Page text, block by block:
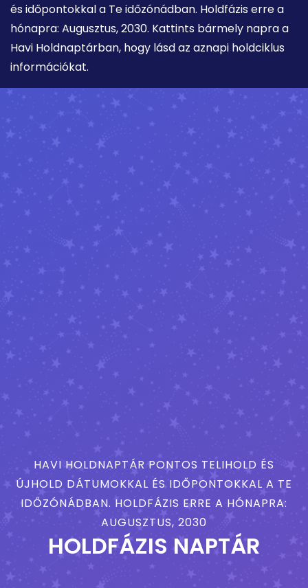
és időpontokkal a Te időzónádban. Holdfázis erre a
hónapra: Augusztus, 2030. Kattints bármely napra a
Havi Holdnaptárban, hogy lásd az aznapi holdciklus
információkat.
HAVI HOLDNAPTÁR PONTOS TELIHOLD ÉS
ÚJHOLD DÁTUMOKKAL ÉS IDŐPONTOKKAL A TE
IDŐZÓNÁDBAN. HOLDFÁZIS ERRE A HÓNAPRA:
AUGUSZTUS, 2030
HOLDFÁZIS NAPTÁR